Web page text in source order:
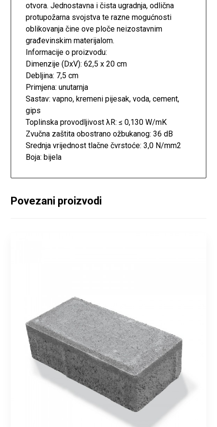
otvora. Jednostavna i čista ugradnja, odlična
protupožarna svojstva te razne mogućnosti
oblikovanja čine ove ploče neizostavnim
građevinskim materijalom.
Informacije o proizvodu:
Dimenzije (DxV): 62,5 x 20 cm
Debljina: 7,5 cm
Primjena: unutarnja
Sastav: vapno, kremeni pijesak, voda, cement,
gips
Toplinska provodljivost λR: ≤ 0,130 W/mK
Zvučna zaštita obostrano ožbukanog: 36 dB
Srednja vrijednost tlačne čvrstoće: 3,0 N/mm2
Boja: bijela
Povezani proizvodi